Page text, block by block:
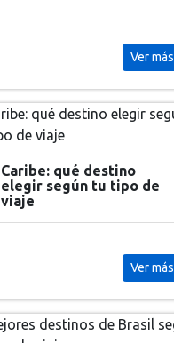
Ver más
Caribe: qué destino
elegir según tu tipo de
viaje
Ver más